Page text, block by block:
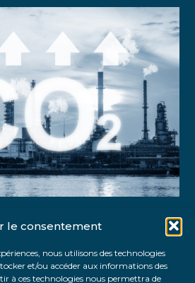
le consentement
nous utilisons des technologies
et/ou accéder aux informations des
à ces technologies nous permettra de